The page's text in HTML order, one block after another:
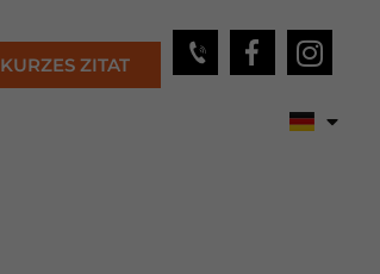
KURZES ZITAT